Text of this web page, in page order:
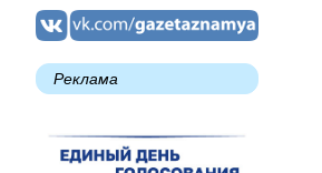
Реклама